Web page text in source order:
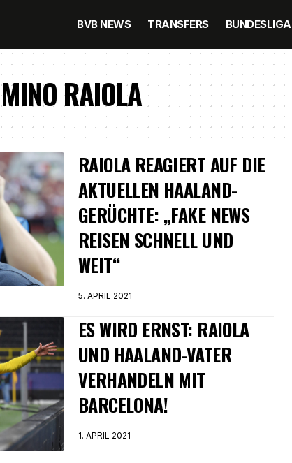
BVB NEWS TRANSFERS BUNDESLIGA
MINO RAIOLA
RAIOLA REAGIERT AUF DIE
AKTUELLEN HAALAND-
GERÜCHTE: „FAKE NEWS
REISEN SCHNELL UND
WEIT“
5. APRIL 2021
ES WIRD ERNST: RAIOLA
UND HAALAND-VATER
VERHANDELN MIT
BARCELONA!
1. APRIL 2021